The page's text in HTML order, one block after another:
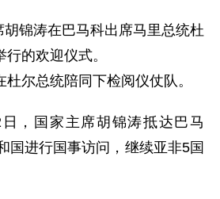
锦涛在巴马科出席马里总统杜
行的欢迎仪式。
尔总统陪同下检阅仪仗队。
国家主席胡锦涛抵达巴马
国进行国事访问，继续亚非5国